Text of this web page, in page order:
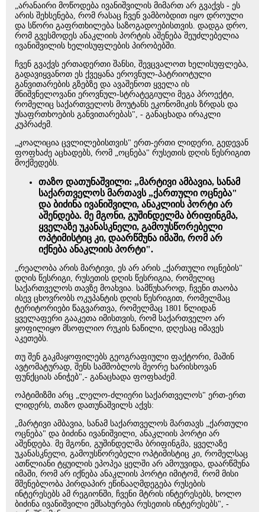
„არანაირი მოწოდება ივანიშვილის მიმართ არ გვაქვს - ეს
არის შეხსენება, რომ რასაც ჩვენ ვამბობდით იყო დროული
და სწორი გაფრთხილება საზოგადოებისთვის. დადგა დრო,
რომ გვესმოდეს ანაკლიის პორტის აშენება შეუძლებელია
ივანიშვილის ხელისუფლების პირობებში.
ჩვენ გვაქვს ერთადერთი შანსი, შევცვალოთ ხელისუფლება,
გადავიყვანოთ ეს ქვეყანა ეროვნულ-პატრიოტული
განვითარების გზებზე და ავაშენოთ ყველა ის
მნიშვნელოვანი ეროვნულ-სტრატეგიული მეგა პროექტი,
რომელიც საქართველოს მოუტანს ეკონომიკის ზრდას და
უსაფრთხოების განვითარებას", - განაცხადა ირაკლი
კუპრაძემ.
„კოალიცია ცვლილებისთვის" ერთ-ერთი ლიდერი, გედევან
ფოფხაძე აცხადებს, რომ „ოცნება" რუსეთის დღის წესრიგით
მოქმედებს.
თაზო დათუნაშვილი: „მარტივი ამბავია, სანამ
საქართველოს მართავს „ქართული ოცნება"
და ბიძინა ივანიშვილი, ანაკლიის პორტი არ
აშენდება. მე მგონი, გუშინდელმა ბრიფინგმა,
ყველაზე უკანასკნელი, გამოუსწორებელი
ოპტიმისტიც კი, დაარწმუნა იმაში, რომ არ
იქნება ანაკლიის პორტი".
„რეალობა არის მარტივი, ეს არ არის „ქართული ოცნების"
დღის წესრიგი, რუსეთის დღის წესრიგია, რომელიც
საქართველოს თავზე მოახვია. სამწუხაროდ, ჩვენი თაობა
ისევ ცხოვრობს ოკუპანტის დღის წესრიგით, რომელმაც
ტერიტორიები წაგვართვა, რომელმაც 1801 წლიდან
ყველაფერი გააკეთა იმისთვის, რომ საქართველო არ
ყოფილიყო მსოფლიო რუკის ნაწილი, დღესაც იმავეს
აკეთებს.
თუ შენ გაკმაყოფილებს გეოგრაფიული ფაქტორი, მაშინ
ავტომატურად, შენს სამშობლოს მეორე ხარისხოვან
ფუნქციას ანიჭებ",- განაცხადა ფოფხაძემ.
ოპტიმიზმი არც „ლელო-ძლიერი საქართველოს" ერთ-ერთ
ლიდერს, თაზო დათუნაშვილს აქვს:
„მარტივი ამბავია, სანამ საქართველოს მართავს „ქართული
ოცნება" და ბიძინა ივანიშვილი, ანაკლიის პორტი არ
აშენდება. მე მგონი, გუშინდელმა ბრიფინგმა, ყველაზე
უკანასკნელი, გამოუსწორებელი ოპტიმისტიც კი, რომელსაც
ათწლიანი ტყუილის ეპოპეა ყელში არ ამოუვიდა, დაარწმუნა
იმაში, რომ არ იქნება ანაკლიის პორტი იმიტომ, რომ მისი
მშენებლობა პირდაპირ ეწინააღმდეგება რუსების
ინტერესებს ამ რეგიონში, ჩვენი მტრის ინტერესებს, ხოლო
ბიძინა ივანიშვილი ემსახურება რუსეთის ინტერესებს", -